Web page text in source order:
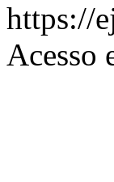
https://
Acesso